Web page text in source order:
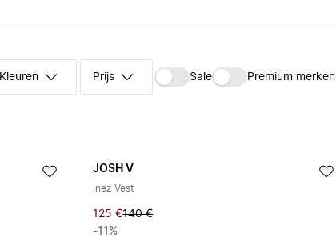
Kleuren Prijs Sale Premium merken
JOSH V
Inez Vest
125 €140 €
-11%